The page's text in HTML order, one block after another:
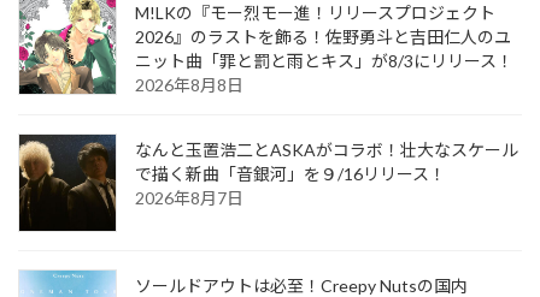
M!LKの『モー烈モー進！リリースプロジェクト
2026』のラストを飾る！佐野勇斗と吉田仁人のユ
ニット曲「罪と罰と雨とキス」が8/3にリリース！
2026年8月8日
なんと玉置浩二とASKAがコラボ！壮大なスケール
で描く新曲「音銀河」を９/16リリース！
2026年8月7日
ソールドアウトは必至！Creepy Nutsの国内